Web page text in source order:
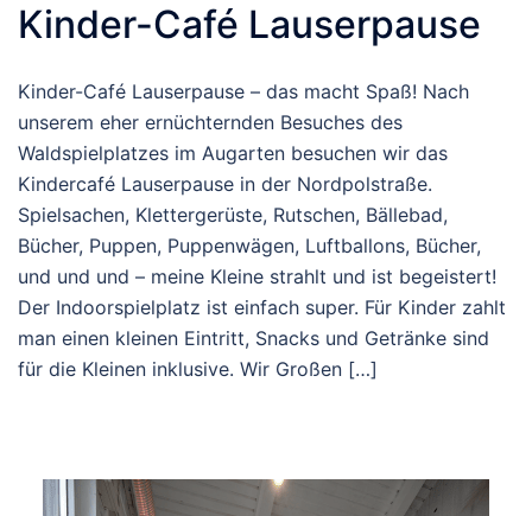
Kinder-Café Lauserpause
Kinder-Café Lauserpause – das macht Spaß! Nach
unserem eher ernüchternden Besuches des
Waldspielplatzes im Augarten besuchen wir das
Kindercafé Lauserpause in der Nordpolstraße.
Spielsachen, Klettergerüste, Rutschen, Bällebad,
Bücher, Puppen, Puppenwägen, Luftballons, Bücher,
und und und – meine Kleine strahlt und ist begeistert!
Der Indoorspielplatz ist einfach super. Für Kinder zahlt
man einen kleinen Eintritt, Snacks und Getränke sind
für die Kleinen inklusive. Wir Großen […]